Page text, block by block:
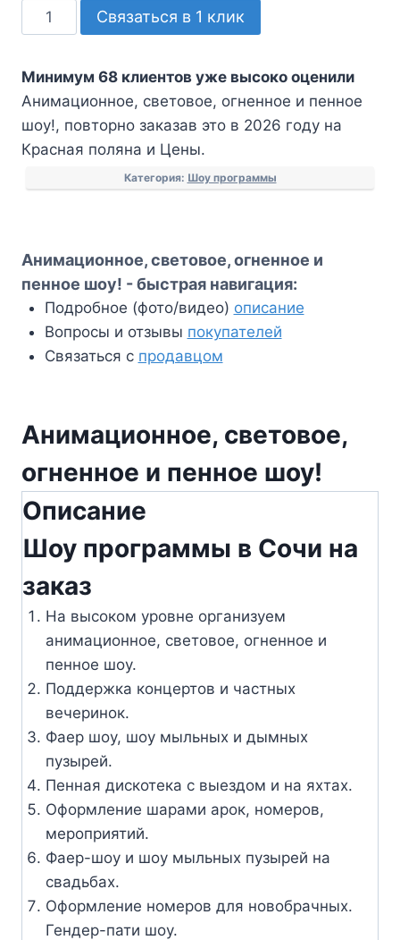
Количество
товара
световое,
огненное
и
пенное
Связаться в 1 клик
Минимум 68 клиентов уже высоко оценили
Анимационное, световое, огненное и пенное
шоу!, повторно заказав это в 2026 году на
Красная поляна и Цены.
Категория: Шоу программы
Анимационное, световое, огненное и
пенное шоу! - быстрая навигация:
Подробное (фото/видео) описание
Вопросы и отзывы покупателей
Связаться с продавцом
Анимационное, световое,
огненное и пенное шоу!
Описание
Шоу программы в Сочи на
заказ
На высоком уровне организуем
анимационное, световое, огненное и
пенное шоу.
Поддержка концертов и частных
вечеринок.
Фаер шоу, шоу мыльных и дымных
пузырей.
Пенная дискотека с выездом и на яхтах.
Оформление шарами арок, номеров,
мероприятий.
Фаер-шоу и шоу мыльных пузырей на
свадьбах.
Оформление номеров для новобрачных.
Гендер-пати шоу.